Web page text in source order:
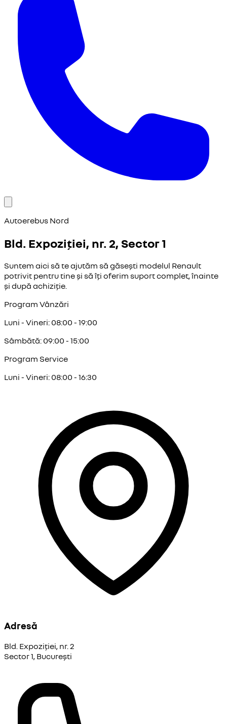
Autoerebus Nord
Bld. Expoziției, nr. 2, Sector 1
Suntem aici să te ajutăm să găsești modelul Renault
potrivit pentru tine și să îți oferim suport complet, înainte
și după achiziție.
Program Vânzări
Luni - Vineri: 08:00 - 19:00
Sâmbătă: 09:00 - 15:00
Program Service
Luni - Vineri: 08:00 - 16:30
Adresă
Bld. Expoziției, nr. 2
Sector 1, București